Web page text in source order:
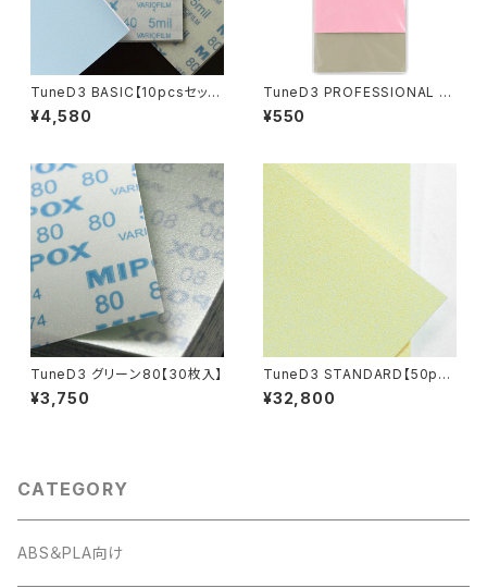
TuneD3 BASIC【10pcsセット
／計30枚入】
¥4,580
TuneD3 PROFESSIONAL お
試しキット【2枚入り】
¥550
TuneD3 グリーン80【30枚入】
¥3,750
TuneD3 STANDARD【50pcs
セット／計200枚入】
¥32,800
CATEGORY
ABS＆PLA向け